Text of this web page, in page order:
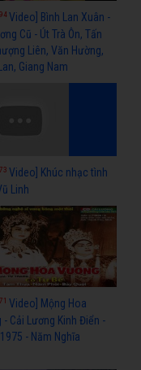
Video] Bình Lan Xuân -
Cũ - Út Trà Ôn, Tấn
Liên, Văn Hường,
Giang Nam
Video] Khúc nhạc tình
Linh
Video] Mộng Hoa
- Cải Lương Kinh Điển -
- Năm Nghĩa